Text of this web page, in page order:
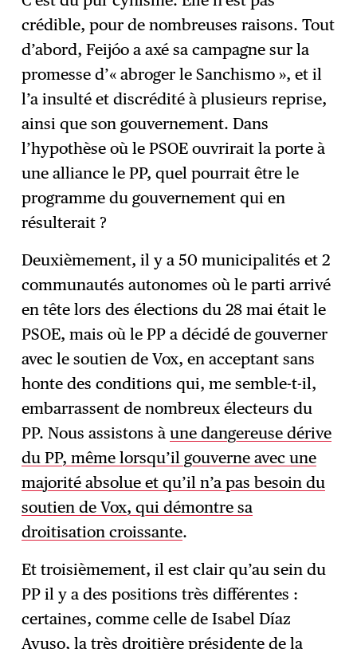
crédible, pour de nombreuses raisons. Tout
d’abord, Feijóo a axé sa campagne sur la
promesse d’« abroger le Sanchismo », et il
l’a insulté et discrédité à plusieurs reprise,
ainsi que son gouvernement. Dans
l’hypothèse où le PSOE ouvrirait la porte à
une alliance le PP, quel pourrait être le
programme du gouvernement qui en
résulterait ?
Deuxièmement, il y a 50 municipalités et 2
communautés autonomes où le parti arrivé
en tête lors des élections du 28 mai était le
PSOE, mais où le PP a décidé de gouverner
avec le soutien de Vox, en acceptant sans
honte des conditions qui, me semble-t-il,
embarrassent de nombreux électeurs du
PP. Nous assistons àune dangereuse dérive
du PP, même lorsqu’il gouverne avec une
majorité absolue et qu’il n’a pas besoin du
soutien de Vox, qui démontre sa
droitisation croissante.
Et troisièmement, il est clair qu’au sein du
PP il y a des positions très différentes :
certaines, comme celle de Isabel Díaz
Ayuso, la très droitière présidente de la